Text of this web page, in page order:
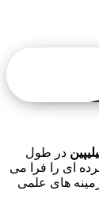
در طول
ای را فرا می
های علمی